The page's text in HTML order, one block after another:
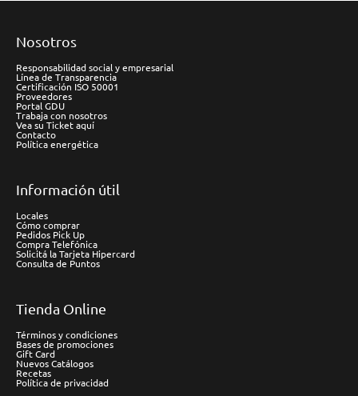
Nosotros
Responsabilidad social y empresarial
Línea de Transparencia
Certificación ISO 50001
Proveedores
Portal GDU
Trabaja con nosotros
Vea su Ticket aquí
Contacto
Política energética
Información útil
Locales
Cómo comprar
Pedidos Pick Up
Compra Telefónica
Solicitá la Tarjeta Hipercard
Consulta de Puntos
Tienda Online
Términos y condiciones
Bases de promociones
Gift Card
Nuevos Catálogos
Recetas
Política de privacidad